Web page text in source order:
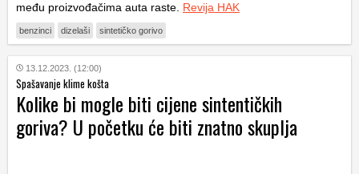
među proizvođačima auta raste. Revija HAK
benzinci dizelaši sintetičko gorivo
13.12.2023. (12:00)
Spašavanje klime košta
Kolike bi mogle biti cijene sintentičkih
goriva? U početku će biti znatno skuplja